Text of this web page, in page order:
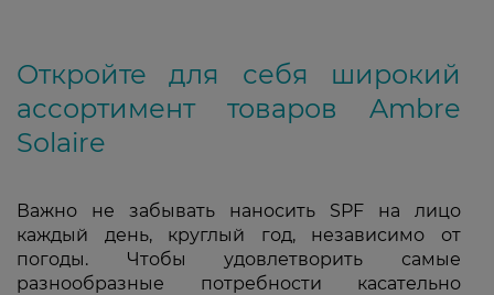
Откройте для себя широкий
ассортимент товаров Ambre
Solaire
Важно не забывать наносить SPF на лицо
каждый день, круглый год, независимо от
погоды. Чтобы удовлетворить самые
разнообразные потребности касательно